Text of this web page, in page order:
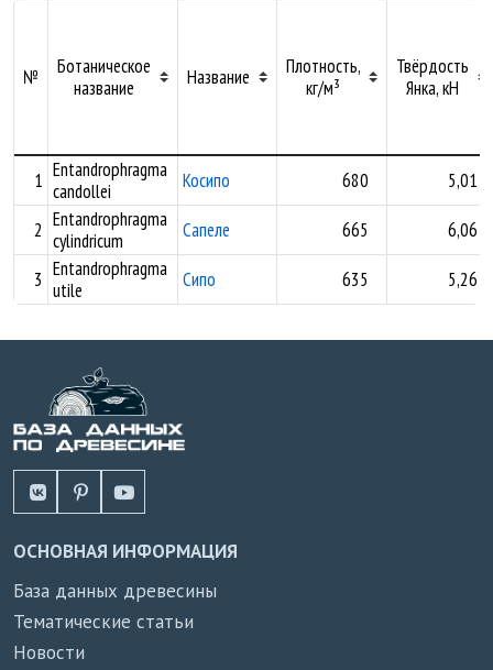
№
Ботаническое
название
Название
Плотность,
кг/м³
Твёрдость
Янка, кН
1 Entandrophragma
candollei
Косипо 680 5,01
2 Entandrophragma
cylindricum
Сапеле 665 6,06
3 Entandrophragma
utile
Сипо 635 5,26
ОСНОВНАЯ ИНФОРМАЦИЯ
База данных древесины
Тематические статьи
Новости